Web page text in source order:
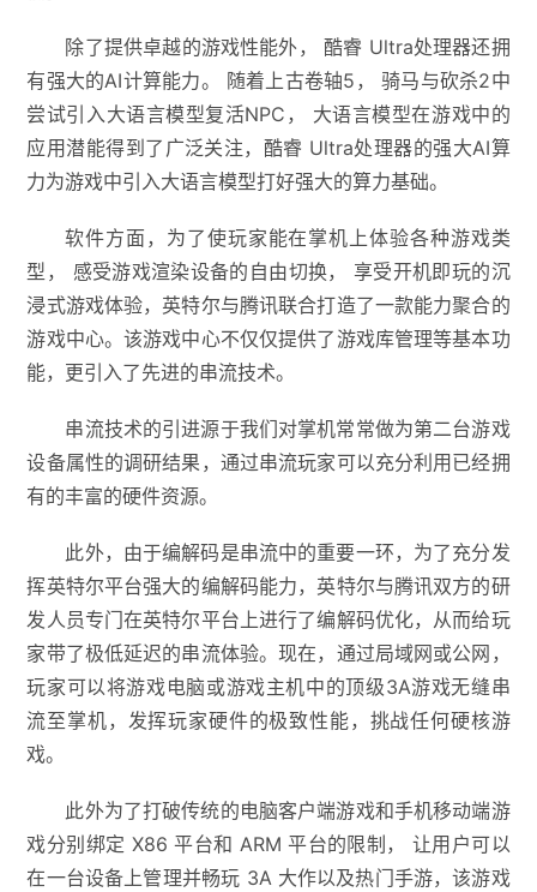
除了提供卓越的游戏性能外， 酷睿 Ultra处理器还拥
有强大的AI计算能力。 随着上古卷轴5， 骑马与砍杀2中
尝试引入大语言模型复活NPC， 大语言模型在游戏中的
应用潜能得到了广泛关注，酷睿 Ultra处理器的强大AI算
力为游戏中引入大语言模型打好强大的算力基础。
软件方面，为了使玩家能在掌机上体验各种游戏类
型， 感受游戏渲染设备的⾃由切换， 享受开机即玩的沉
浸式游戏体验，英特尔与腾讯联合打造了一款能⼒聚合的
游戏中心。该游戏中心不仅仅提供了游戏库管理等基本功
能，更引入了先进的串流技术。
串流技术的引进源于我们对掌机常常做为第二台游戏
设备属性的调研结果，通过串流玩家可以充分利用已经拥
有的丰富的硬件资源。
此外，由于编解码是串流中的重要一环，为了充分发
挥英特尔平台强大的编解码能力，英特尔与腾讯双方的研
发人员专门在英特尔平台上进行了编解码优化，从而给玩
家带了极低延迟的串流体验。现在，通过局域网或公网，
玩家可以将游戏电脑或游戏主机中的顶级3A游戏无缝串
流至掌机，发挥玩家硬件的极致性能，挑战任何硬核游
戏。
此外为了打破传统的电脑客⼾端游戏和⼿机移动端游
戏分别绑定 X86 平台和 ARM 平台的限制， 让⽤⼾可以
在⼀台设备上管理并畅玩 3A ⼤作以及热⻔⼿游，该游戏